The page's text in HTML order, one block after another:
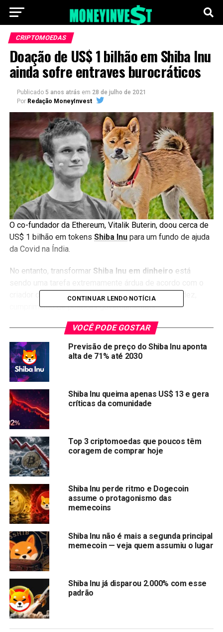
CRIPTOMOEDAS
Doação de US$ 1 bilhão em Shiba Inu
ainda sofre entraves burocráticos
Publicado 5 anos atrás em 28 de julho de 2021
Por Redação MoneyInvest
O co-fundador da Ethereum, Vitalik Buterin, doou cerca de
US$ 1 bilhão em tokens Shiba Inu para um fundo de ajuda
da Covid na Índia.
No entanto, transformar Shiba Inu em dinheiro está
criador do fundo. Alguns dos motivos seriam liquidez,
cumprimento de políticas governamentais.
Até o momento, apenas uma pequena parte da doação foi
resgata, cerca de US$ 20 milhões de dólares.
Veja também:
marca de US$ 1 dólar?
Com o resgate do montante realizado até agora, o criador
do fundo afirmou que os recursos estão sendo
repassados ​​para distribuidores de alimentos em todo o
de minicentricidade para pacientes com COVID-19 em
áreas rurais.
A doação do memecoin Shiba inu realizada pelo fundador
da Ethereum provocou uma queda de 50% no preço do
token. Com a desvalorização, os tokens doados devem
chegar a US$ 400 milhões.
Compartilhar:
Copy
Link
WhatsApp
TÓPICOS RELACIONADOS: SHIBA INU
PRÓXIMA:
Burger King aceita Dogecoin como pagamento no
Brasil
CONTINUAR LENDO NOTÍCIA
VOCÊ PODE GOSTAR
Previsão de preço do Shiba Inu aponta
alta de 71% até 2030
Shiba Inu queima apenas US$ 13 e gera
críticas da comunidade
Top 3 criptomoedas que poucos têm
coragem de comprar hoje
Shiba Inu perde ritmo e Dogecoin
assume o protagonismo das
memecoins
Shiba Inu não é mais a segunda principal
memecoin — veja quem assumiu o lugar
Shiba Inu já disparou 2.000% com esse
padrão